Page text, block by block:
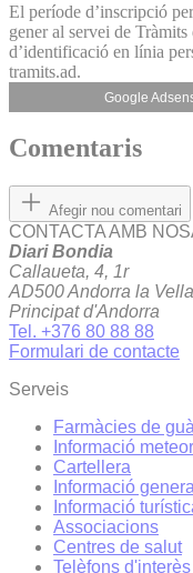
El període d’inscripció
gener al servei de
d’identificació en línia
tramits.ad.
Google
Comentaris
Afegir nou comentari
CONTACTA AMB
Diari Bondia
Callaueta, 4, 1r
AD500 Andorra la Vella
Principat d'Andorra
Tel. +376 80 88 88
Formulari de contacte
Serveis
Farmàcies de
Informació
Cartellera
Informació general
Informació
Associacions
Centres de salut
Telèfons d'interès